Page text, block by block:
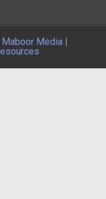
Maboor Media|